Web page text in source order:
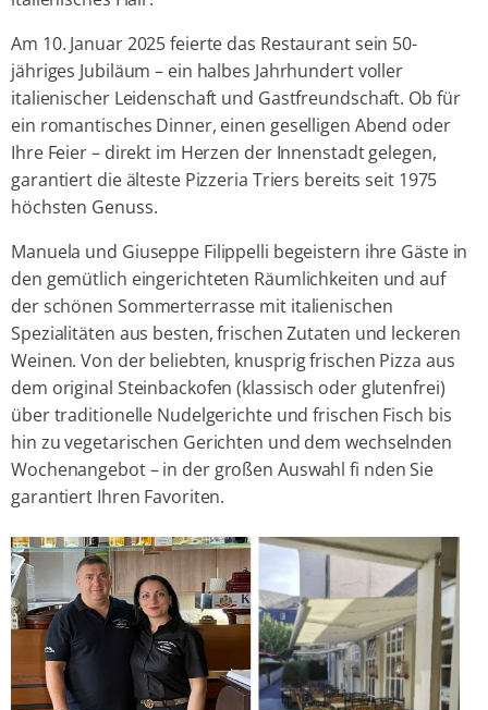
Am 10. Januar 2025 feierte das Restaurant sein 50-
jähriges Jubiläum – ein halbes Jahrhundert voller
italienischer Leidenschaft und Gastfreundschaft. Ob für
ein romantisches Dinner, einen geselligen Abend oder
Ihre Feier – direkt im Herzen der Innenstadt gelegen,
garantiert die älteste Pizzeria Triers bereits seit 1975
höchsten Genuss.
Manuela und Giuseppe Filippelli begeistern ihre Gäste in
den gemütlich eingerichteten Räumlichkeiten und auf
der schönen Sommerterrasse mit italienischen
Spezialitäten aus besten, frischen Zutaten und leckeren
Weinen. Von der beliebten, knusprig frischen Pizza aus
dem original Steinbackofen (klassisch oder glutenfrei)
über traditionelle Nudelgerichte und frischen Fisch bis
hin zu vegetarischen Gerichten und dem wechselnden
Wochenangebot – in der großen Auswahl fi nden Sie
garantiert Ihren Favoriten.